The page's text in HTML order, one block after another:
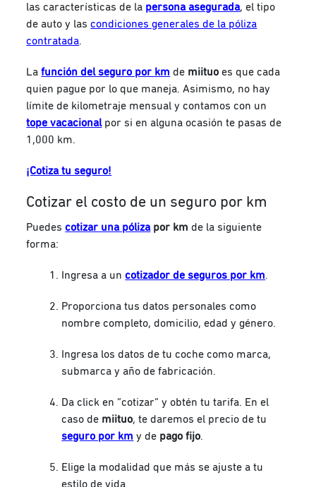
las características de la persona asegurada, el tipo
de auto y las condiciones generales de la póliza
contratada.
La función del seguro por km de miituo es que cada
quien pague por lo que maneja. Asimismo, no hay
límite de kilometraje mensual y contamos con un
tope vacacional por si en alguna ocasión te pasas de
1,000 km.
¡Cotiza tu seguro!
Cotizar el costo de un seguro por km
Puedescotizar una póliza por km de la siguiente
forma:
Ingresa a un cotizador de seguros por km.
Proporciona tus datos personales como
nombre completo, domicilio, edad y género.
Ingresa los datos de tu coche como marca,
submarca y año de fabricación.
Da click en “cotizar” y obtén tu tarifa. En el
caso de miituo, te daremos el precio de tu
seguro por km y de pago fijo.
Elige la modalidad que más se ajuste a tu
estilo de vida.